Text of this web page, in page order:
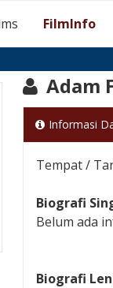
FilmInfo
Adam
Informasi
Tempat /
Biografi
Belum ada
Biografi